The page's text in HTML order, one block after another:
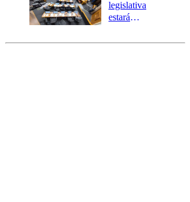
legislativa
estará
el fin de la